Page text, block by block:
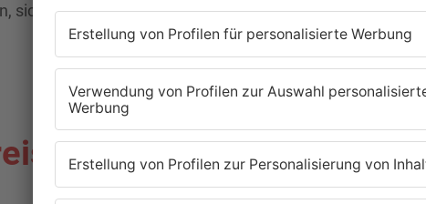
sich zu melden.
Aschaffenburg